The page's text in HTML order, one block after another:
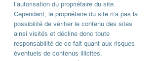
l’autorisation du propriétaire du site.
Cependant, le propriétaire du site n’a pas la
possibilité de vérifier le contenu des sites
ainsi visités et décline donc toute
responsabilité de ce fait quant aux risques
éventuels de contenus illicites.